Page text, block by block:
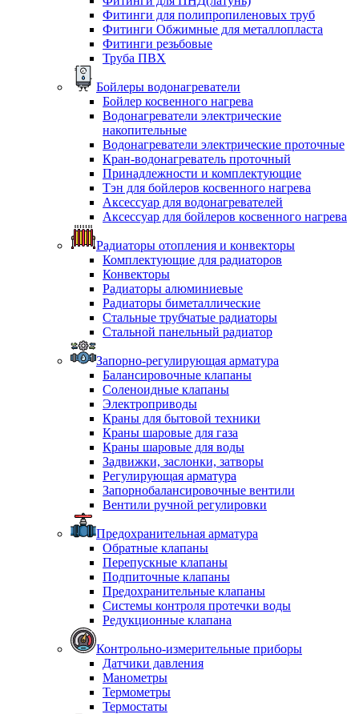
Фитинги для полипропиленовых труб
Фитинги Обжимные для металлопласта
Фитинги резьбовые
Труба ПВХ
Бойлеры водонагреватели
Бойлер косвенного нагрева
Водонагреватели электрические
накопительные
Водонагреватели электрические проточные
Кран-водонагреватель проточный
Принадлежности и комплектующие
Тэн для бойлеров косвенного нагрева
Аксессуар для водонагревателей
Аксессуар для бойлеров косвенного нагрева
Радиаторы отопления и конвекторы
Комплектующие для радиаторов
Конвекторы
Радиаторы алюминиевые
Радиаторы биметаллические
Стальные трубчатые радиаторы
Стальной панельный радиатор
Запорно-регулирующая арматура
Балансировочные клапаны
Соленоидные клапаны
Электроприводы
Краны для бытовой техники
Краны шаровые для газа
Краны шаровые для воды
Задвижки, заслонки, затворы
Регулирующая арматура
Запорнобалансировочные вентили
Вентили ручной регулировки
Предохранительная арматура
Обратные клапаны
Перепускные клапаны
Подпиточные клапаны
Предохранительные клапаны
Системы контроля протечки воды
Редукционные клапана
Контрольно-измерительные приборы
Датчики давления
Манометры
Термометры
Термостаты